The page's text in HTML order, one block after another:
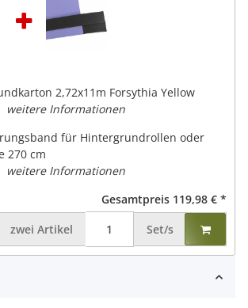
2,72x11m Forsythia Yellow
weitere Informationen
für Hintergrundrollen oder
270 cm
weitere Informationen
Gesamtpreis 119,98 € *
zwei Artikel Set/s